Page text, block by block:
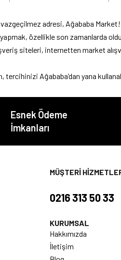
adresi, Ağababa
özellikle son zamanlarda
siteleri, internetten market
tercihinizi Ağababa’dan yana
Esnek Ödeme
İmkanları
MÜŞTERİ
0216 313 50 33
KURUMSAL
Hakkımızda
İletişim